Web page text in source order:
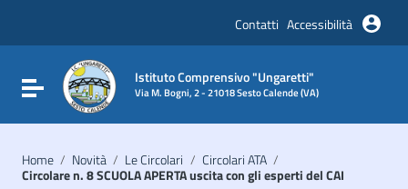
Vai al footer
Contatti Accessibilità
Attiva / disattiva la navigazione
Istituto Comprensivo "Ungaretti"
Via M. Bogni, 2 - 21018 Sesto Calende (VA)
Home / Novità / Le Circolari / Circolari ATA /
Circolare n. 8 SCUOLA APERTA uscita con gli esperti del CAI